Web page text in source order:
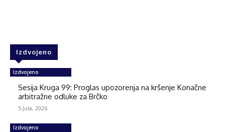
Izdvojeno
Izdvojeno
Sesija Kruga 99: Proglas upozorenja na kršenje Konačne
arbitražne odluke za Brčko
5 Jula, 2026
Izdvojeno